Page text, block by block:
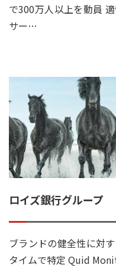
で300万人以上を動員
サー…
ロイズ銀行グループ
ブランドの健全性に対
タイムで特定 Quid